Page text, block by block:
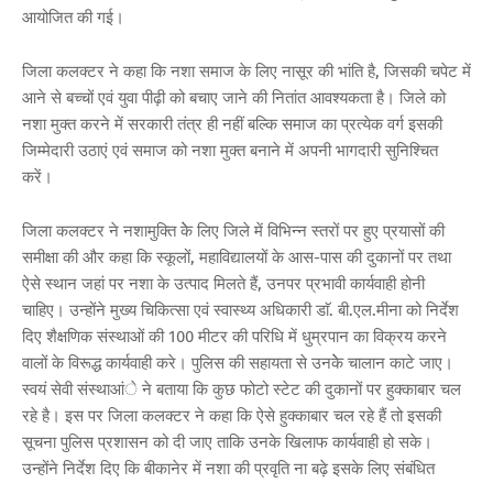
आयोजित की गई।
जिला कलक्टर ने कहा कि नशा समाज के लिए नासूर की भांति है, जिसकी चपेट में
आने से बच्चों एवं युवा पीढ़ी को बचाए जाने की नितांत आवश्यकता है। जिले को
नशा मुक्त करने में सरकारी तंत्र ही नहीं बल्कि समाज का प्रत्येक वर्ग इसकी
जिम्मेदारी उठाएं एवं समाज को नशा मुक्त बनाने में अपनी भागदारी सुनिश्चित
करें।
जिला कलक्टर ने नशामुक्ति केे लिए जिले में विभिन्न स्तरों पर हुए प्रयासों की
समीक्षा की और कहा कि स्कूलों, महाविद्यालयों के आस-पास की दुकानों पर तथा
ऐसे स्थान जहां पर नशा के उत्पाद मिलते हैं, उनपर प्रभावी कार्यवाही होनी
चाहिए। उन्होंने मुख्य चिकित्सा एवं स्वास्थ्य अधिकारी डाॅ. बी.एल.मीना को निर्देश
दिए शैक्षणिक संस्थाओं की 100 मीटर की परिधि में धुम्रपान का विक्रय करने
वालों के विरूद्ध कार्यवाही करे। पुलिस की सहायता से उनकेे चालान काटे जाए।
स्वयं सेवी संस्थाआंे ने बताया कि कुछ फोटो स्टेट की दुकानों पर हुक्काबार चल
रहे है। इस पर जिला कलक्टर ने कहा कि ऐसे हुक्काबार चल रहे हैं तो इसकी
सूचना पुलिस प्रशासन को दी जाए ताकि उनके खिलाफ कार्यवाही हो सके।
उन्होंने निर्देश दिए कि बीकानेर में नशा की प्रवृति ना बढ़े इसके लिए संबंधित